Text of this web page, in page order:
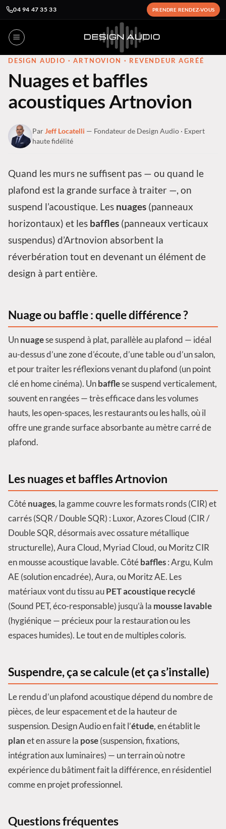
04 94 47 35 33 PRENDRE RENDEZ-VOUS
DESIGN AUDIO · ARTNOVION · REVENDEUR AGRÉÉ
Nuages et baffles
acoustiques Artnovion
ParJeff Locatelli — Fondateur de Design Audio · Expert
haute fidélité
Quand les murs ne suffisent pas — ou quand le
plafond est la grande surface à traiter —, on
suspend l’acoustique. Les nuages (panneaux
horizontaux) et les baffles (panneaux verticaux
suspendus) d’Artnovion absorbent la
réverbération tout en devenant un élément de
design à part entière.
Nuage ou baffle : quelle différence ?
Unnuagese suspend à plat, parallèle au plafond — idéal
au-dessus d’une zone d’écoute, d’une table ou d’un salon,
et pour traiter les réflexions venant du plafond (un point
clé en home cinéma). Unbafflese suspend verticalement,
souvent en rangées — très efficace dans les volumes
hauts, les open-spaces, les restaurants ou les halls, où il
offre une grande surface absorbante au mètre carré de
plafond.
Les nuages et baffles Artnovion
Côténuages, la gamme couvre les formats ronds (CIR) et
carrés (SQR / Double SQR) : Luxor, Azores Cloud (CIR /
Double SQR, désormais avec ossature métallique
structurelle), Aura Cloud, Myriad Cloud, ou Moritz CIR
en mousse acoustique lavable. Côtébaffles: Argu, Kulm
AE (solution encadrée), Aura, ou Moritz AE. Les
matériaux vont du tissu auPET acoustique recyclé
(Sound PET, éco-responsable) jusqu’à la mousse lavable
(hygiénique — précieux pour la restauration ou les
espaces humides). Le tout en de multiples coloris.
Suspendre, ça se calcule (et ça s’installe)
Le rendu d’un plafond acoustique dépend du nombre de
pièces, de leur espacement et de la hauteur de
suspension. Design Audio en fait l’étude, en établit le
planet en assure la pose(suspension, fixations,
intégration aux luminaires) — un terrain où notre
expérience du bâtiment fait la différence, en résidentiel
comme en projet professionnel.
Questions fréquentes